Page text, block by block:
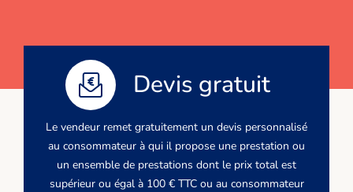
Devis gratuit
Le vendeur remet gratuitement un devis personnalisé
au consommateur à qui il propose une prestation ou
un ensemble de prestations dont le prix total est
supérieur ou égal à 100 € TTC ou au consommateur